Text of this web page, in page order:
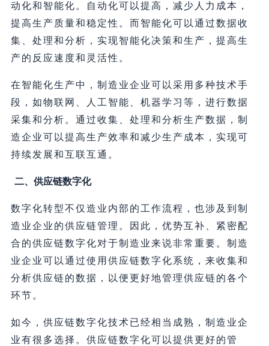
动化和智能化。自动化可以提高，减少人力成本，
提高生产质量和稳定性。而智能化可以通过数据收
集、处理和分析，实现智能化决策和生产，提高生
产的反应速度和灵活性。
在智能化生产中，制造业企业可以采用多种技术手
段，如物联网、人工智能、机器学习等，进行数据
采集和分析。通过收集、处理和分析生产数据，制
造企业可以提高生产效率和减少生产成本，实现可
持续发展和互联互通。
二、供应链数字化
数字化转型不仅造业内部的工作流程，也涉及到制
造业企业的供应链管理。因此，优势互补、紧密配
合的供应链数字化对于制造业来说非常重要。制造
业企业可以通过使用供应链数字化系统，来收集和
分析供应链的数据，以便更好地管理供应链的各个
环节。
如今，供应链数字化技术已经相当成熟，制造业企
业有很多选择。供应链数字化可以提供更好的管